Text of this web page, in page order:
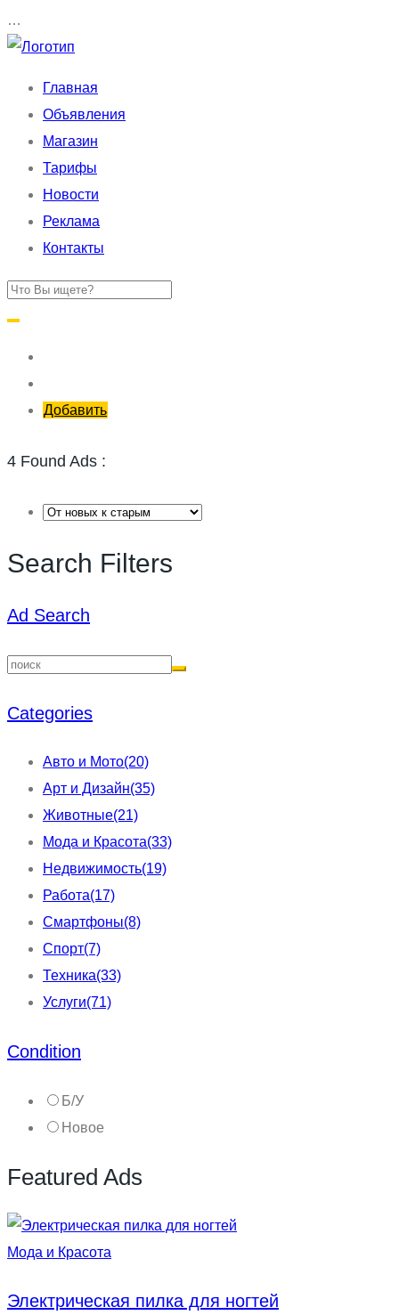
…
Главная
Объявления
Магазин
Тарифы
Новости
Реклама
Контакты
Добавить
4 Found Ads :
Search Filters
Ad Search
Categories
Авто и Мото(20)
Арт и Дизайн(35)
Животные(21)
Мода и Красота(33)
Недвижимость(19)
Работа(17)
Смартфоны(8)
Спорт(7)
Техника(33)
Услуги(71)
Condition
Б/У
Новое
Featured Ads
Мода и Красота
Электрическая пилка для ногтей